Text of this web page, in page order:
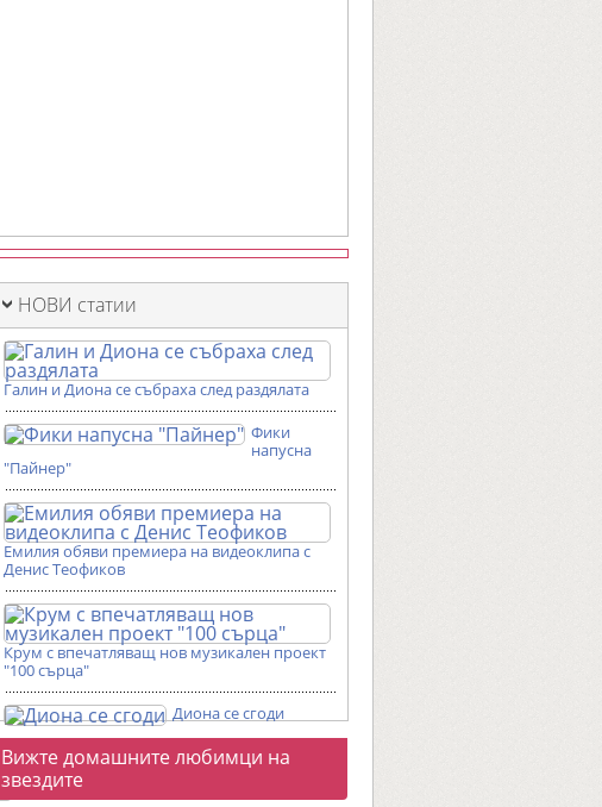
НОВИ статии
Галин и Диона се събраха след раздялата
Фики
напусна
"Пайнер"
Емилия обяви премиера на видеоклипа с
Денис Теофиков
Крум с впечатляващ нов музикален проект
"100 сърца"
Диона се сгоди
Фотогалерии
Вижте домашните любимци на
звездите